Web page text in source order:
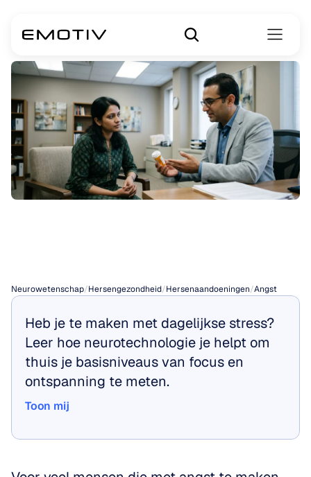
Neurowetenschap/Hersengezondheid/Hersenaandoeningen/Angst
Heb je te maken met dagelijkse stress?
Leer hoe neurotechnologie je helpt om
thuis je basisniveaus van focus en
ontspanning te meten.
Toon mij